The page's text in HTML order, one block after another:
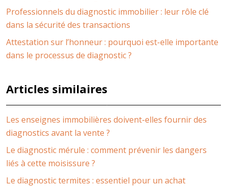
Professionnels du diagnostic immobilier : leur rôle clé
dans la sécurité des transactions
Attestation sur l’honneur : pourquoi est-elle importante
dans le processus de diagnostic ?
Articles similaires
Les enseignes immobilières doivent-elles fournir des
diagnostics avant la vente ?
Le diagnostic mérule : comment prévenir les dangers
liés à cette moisissure ?
Le diagnostic termites : essentiel pour un achat